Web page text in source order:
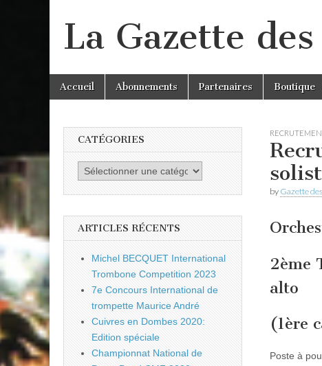
La Gazette
Main
menu
Skip
Accueil Abonnements Partenaires Boutique
by Gazette
2ème
alto
(1ère
Poste à
CATÉGORIES
Catégories
ARTICLES RÉCENTS
Michel BECQUET International
Trombone Competition 2023
7e Concours International de
trompette Maurice André
Cuivres en Dombes 2020:
Edition spéciale
Championnat National de